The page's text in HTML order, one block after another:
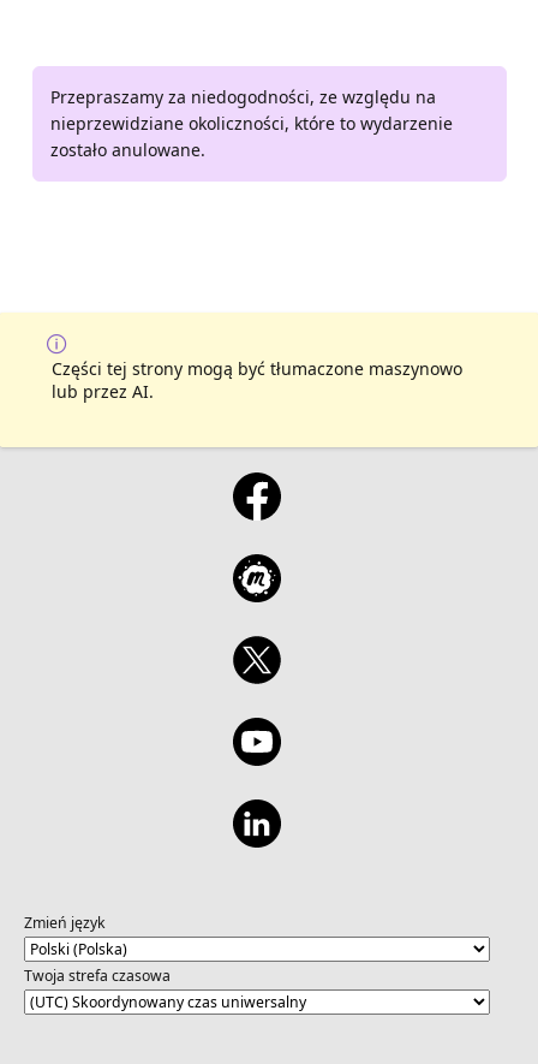
Przepraszamy za niedogodności, ze względu na
nieprzewidziane okoliczności, które to wydarzenie
zostało anulowane.
Części tej strony mogą być tłumaczone maszynowo
lub przez AI.
Zmień język
Twoja strefa czasowa